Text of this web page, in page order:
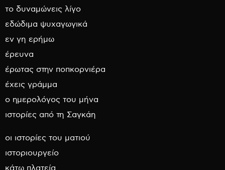
το δυναμώνεις λίγο
εδώδιμα ψυχαγωγικά
εν γη ερήμω
έρευνα
έρωτας στην ποπκορνιέρα
έχεις γράμμα
ο ημερολόγος του μήνα
ιστορίες από τη Σαγκάη
οι ιστορίες του ματιού
ιστοριουργείο